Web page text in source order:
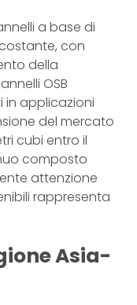
a base di
con
della
OSB
in applicazioni
del mercato
cubi entro il
composto
attenzione
rappresenta
Asia-